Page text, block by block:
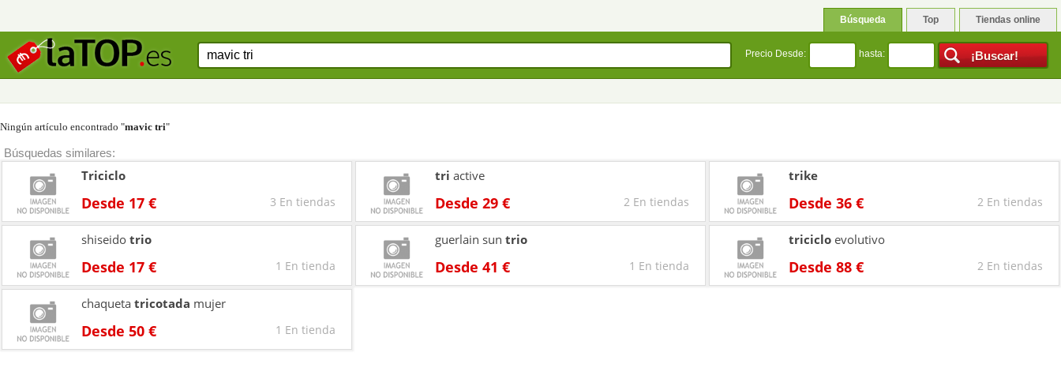
Búsqueda Top Tiendas online
Precio Desde: hasta:
Ningún artículo encontrado "mavic tri"
Búsquedas similares:
Desde 17 € 3 En tiendas
Triciclo
Desde 29 € 2 En tiendas
tri active
Desde 36 € 2 En tiendas
trike
Desde 17 € 1 En tienda
shiseido trio
Desde 41 € 1 En tienda
guerlain sun trio
Desde 88 € 2 En tiendas
tricicloevolutivo
Desde 50 € 1 En tienda
chaqueta tricotada mujer